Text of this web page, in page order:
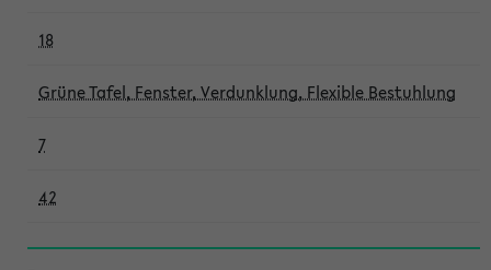
18
Grüne Tafel, Fenster, Verdunklung, Flexible Bestuhlung
7
42